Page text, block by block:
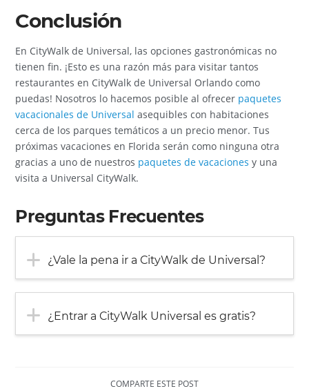
Conclusión
En CityWalk de Universal, las opciones gastronómicas no
tienen fin. ¡Esto es una razón más para visitar tantos
restaurantes en CityWalk de Universal Orlando como
puedas! Nosotros lo hacemos posible al ofrecer paquetes
vacacionales de Universal asequibles con habitaciones
cerca de los parques temáticos a un precio menor. Tus
próximas vacaciones en Florida serán como ninguna otra
gracias a uno de nuestros paquetes de vacaciones y una
visita a Universal CityWalk.
Preguntas Frecuentes
¿Vale la pena ir a CityWalk de Universal?
¿Entrar a CityWalk Universal es gratis?
COMPARTE ESTE POST